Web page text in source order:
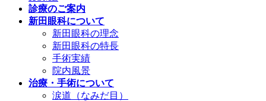
診療のご案内
新田眼科について
新田眼科の理念
新田眼科の特長
手術実績
院内風景
治療・手術について
涙道（なみだ目）